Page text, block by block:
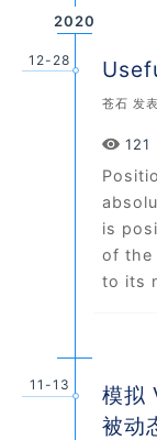
2020
12-28
苍石 发
121
is
of the
to its
11-13
模拟
被动